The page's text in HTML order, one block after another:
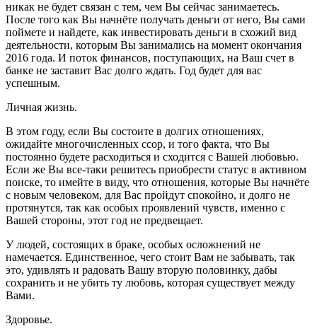
никак не будет связан с тем, чем Вы сейчас занимаетесь.
После того как Вы начнёте получать деньги от него, Вы сами
поймете и найдете, как инвестировать деньги в схожий вид
деятельности, которым Вы занимались на момент окончания
2016 года. И поток финансов, поступающих, на Ваш счет в
банке не заставит Вас долго ждать. Год будет для вас
успешным.
Личная жизнь.
В этом году, если Вы состоите в долгих отношениях,
ожидайте многочисленных ссор, и того факта, что Вы
постоянно будете расходиться и сходится с Вашей любовью.
Если же Вы все-таки решитесь приобрести статус в активном
поиске, то имейте в виду, что отношения, которые Вы начнёте
с новым человеком, для Вас пройдут спокойно, и долго не
протянутся, так как особых проявлений чувств, именно с
Вашей стороны, этот год не предвещает.
У людей, состоящих в браке, особых осложнений не
намечается. Единственное, чего стоит Вам не забывать, так
это, удивлять и радовать Вашу вторую половинку, дабы
сохранить и не убить ту любовь, которая существует между
Вами.
Здоровье.